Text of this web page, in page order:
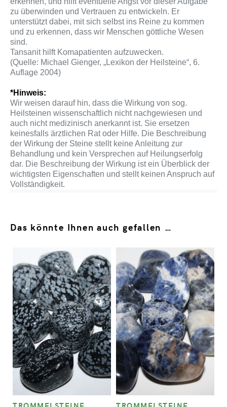
zu überwinden und Vertrauen zu entwickeln. Er
unterstützt dabei, mit sich selbst ins Reine zu kommen
und zu erkennen, dass wir Menschen göttliche Wesen
sind.
Tansanit hilft Komapatienten aufzuwecken.
(Quelle: Michael Gienger, „Lexikon der Heilsteine“, 6.
Auflage 2004)
*Hinweis:
Wir weisen darauf hin, dass die Wirkung von sog.
Heilsteinen wissenschaftlich nicht nachgewiesen und
auch nicht medizinisch anerkannt ist. Sie ersetzen
keinesfalls ärztlichen Rat oder Hilfe. Die Beschreibung
der Wirkung der Steine stellt keine Anleitung zur
Behandlung und kein Versprechen auf Heilungserfolg
dar. Die Beschreibung der Wirkung ist ein Überblick der
wichtigsten Eigenschaften und stellt keinen Anspruch auf
Vollständigkeit.
Das könnte Ihnen auch gefallen …